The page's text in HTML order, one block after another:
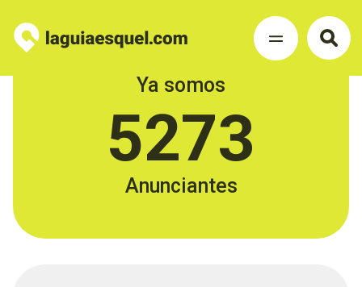
Ya somos
5273
Anunciantes